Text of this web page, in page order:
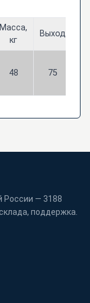
Масса,
кг
Выход
48 75
России — 3188
поддержка.